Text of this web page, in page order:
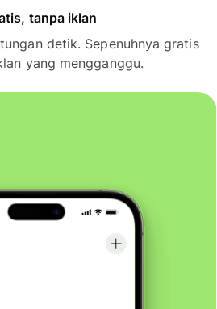
tanpa iklan
detik. Sepenuhnya gratis
yang mengganggu.